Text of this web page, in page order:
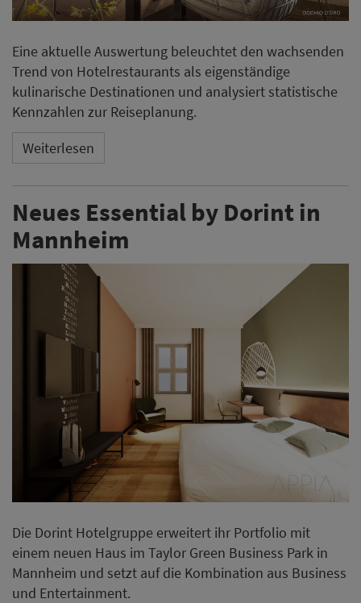
Eine aktuelle Auswertung beleuchtet den wachsenden
Trend von Hotelrestaurants als eigenständige
kulinarische Destinationen und analysiert statistische
Kennzahlen zur Reiseplanung.
Weiterlesen
Neues Essential by Dorint in
Mannheim
Die Dorint Hotelgruppe erweitert ihr Portfolio mit
einem neuen Haus im Taylor Green Business Park in
Mannheim und setzt auf die Kombination aus Business
und Entertainment.